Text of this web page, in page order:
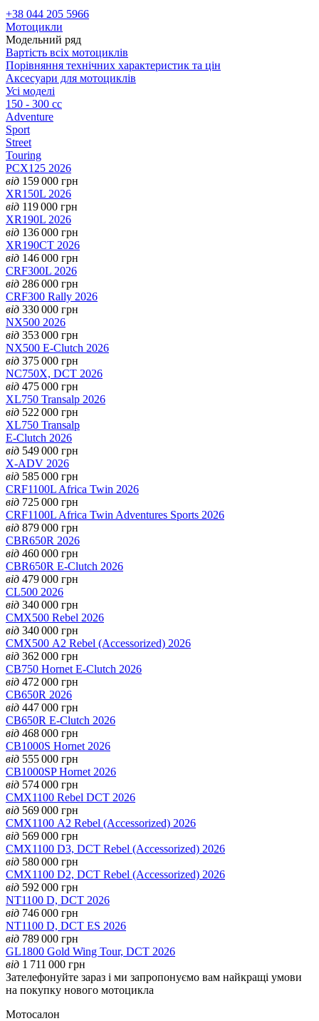
+38 044 205 5966
Мотоцикли
Модельний ряд
Вартість всіх мотоциклів
Порівняння технічних характеристик та цін
Аксесуари для мотоциклів
Усі моделі
150 - 300 cc
Adventure
Sport
Street
Touring
PCX125 2026
від 159 000 грн
XR150L 2026
від 119 000 грн
XR190L 2026
від 136 000 грн
XR190CT 2026
від 146 000 грн
CRF300L 2026
від 286 000 грн
CRF300 Rally 2026
від 330 000 грн
NX500 2026
від 353 000 грн
NX500 E-Clutch 2026
від 375 000 грн
NC750X, DCT 2026
від 475 000 грн
XL750 Transalp 2026
від 522 000 грн
XL750 Transalp
E-Clutch 2026
від 549 000 грн
X-ADV 2026
від 585 000 грн
CRF1100L Africa Twin 2026
від 725 000 грн
CRF1100L Africa Twin Adventures Sports 2026
від 879 000 грн
CBR650R 2026
від 460 000 грн
CBR650R E-Clutch 2026
від 479 000 грн
CL500 2026
від 340 000 грн
CMX500 Rebel 2026
від 340 000 грн
CMX500 А2 Rebel (Accessorized) 2026
від 362 000 грн
CB750 Hornet E-Clutch 2026
від 472 000 грн
CB650R 2026
від 447 000 грн
CB650R E-Clutch 2026
від 468 000 грн
CB1000S Hornet 2026
від 555 000 грн
CB1000SP Hornet 2026
від 574 000 грн
CMX1100 Rebel DCT 2026
від 569 000 грн
CMX1100 А2 Rebel (Accessorized) 2026
від 569 000 грн
CMX1100 D3, DCT Rebel (Accessorized) 2026
від 580 000 грн
CMX1100 D2, DCT Rebel (Accessorized) 2026
від 592 000 грн
NT1100 D, DCT 2026
від 746 000 грн
NT1100 D, DCT ES 2026
від 789 000 грн
GL1800 Gold Wing Tour, DCT 2026
від 1 711 000 грн
Зателефонуйте зараз і ми запропонуємо вам найкращі умови
на покупку нового мотоцикла
Мотосалон